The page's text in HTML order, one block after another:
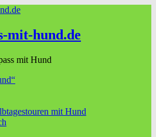
mit-hund.de
mit Hund
mit Hund